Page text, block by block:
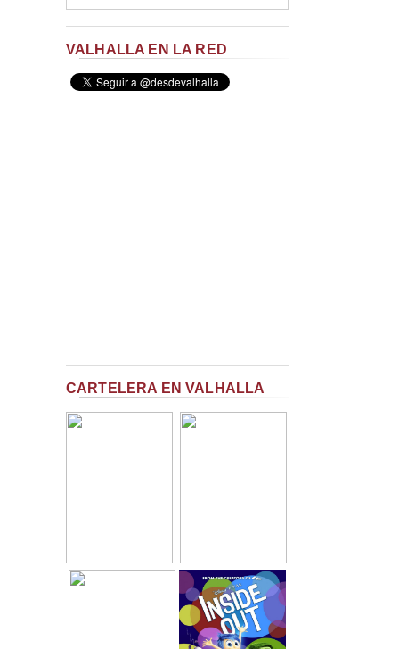
VALHALLA EN LA RED
CARTELERA EN VALHALLA